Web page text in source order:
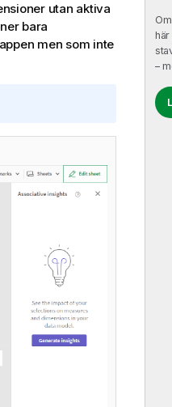
–
utan aktiva
bara
men som inte